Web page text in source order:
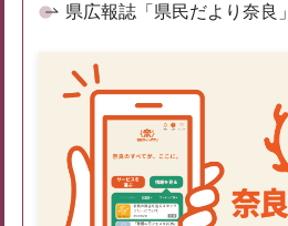
県広報誌「県民だより奈良」